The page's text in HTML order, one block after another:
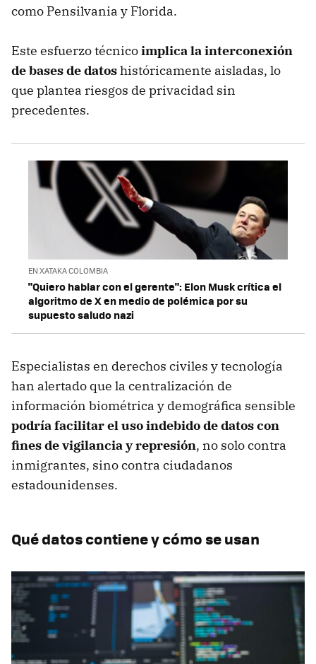
como Pensilvania y Florida.
Este esfuerzo técnicoimplica la interconexión
de bases de datoshistóricamente aisladas, lo
que plantea riesgos de privacidad sin
precedentes.
EN XATAKA COLOMBIA
"Quiero hablar con el gerente": Elon Musk crítica el
algoritmo de X en medio de polémica por su
supuesto saludo nazi
Especialistas en derechos civiles y tecnología
han alertado que la centralización de
información biométrica y demográfica sensible
podría facilitar el uso indebido de datos con
fines de vigilancia y represión, no solo contra
inmigrantes, sino contra ciudadanos
estadounidenses.
Qué datos contiene y cómo se usan